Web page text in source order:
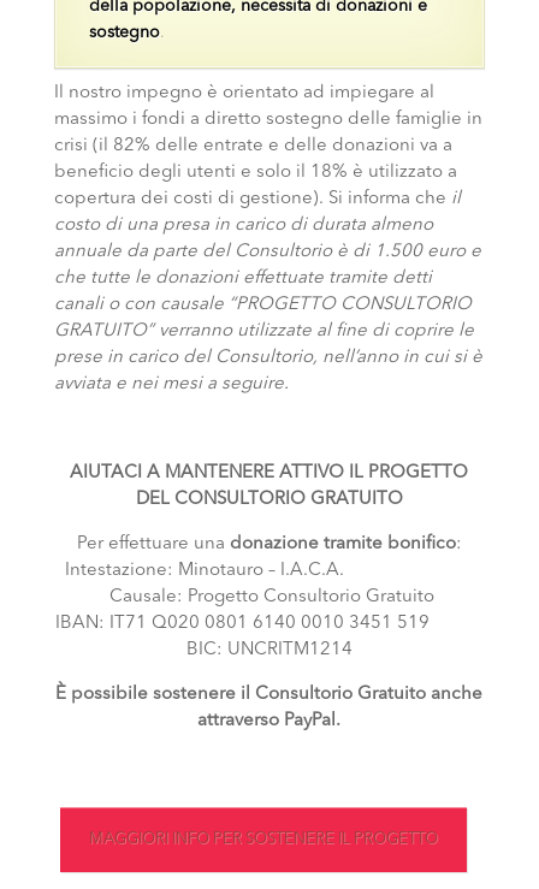
della popolazione, necessita di donazioni e
sostegno.
Il nostro impegno è orientato ad impiegare al
massimo i fondi a diretto sostegno delle famiglie in
crisi (il 82% delle entrate e delle donazioni va a
beneficio degli utenti e solo il 18% è utilizzato a
copertura dei costi di gestione). Si informa che il
costo di una presa in carico di durata almeno
annuale da parte del Consultorio è di 1.500 euro e
che tutte le donazioni effettuate tramite detti
canali o con causale “PROGETTO CONSULTORIO
GRATUITO” verranno utilizzate al fine di coprire le
prese in carico del Consultorio, nell’anno in cui si è
avviata e nei mesi a seguire.
AIUTACI A MANTENERE ATTIVO IL PROGETTO
DEL CONSULTORIO GRATUITO
Per effettuare una donazione tramite bonifico:
Intestazione: Minotauro – I.A.C.A.
Causale: Progetto Consultorio Gratuito
IBAN: IT71 Q020 0801 6140 0010 3451 519
BIC: UNCRITM1214
È possibile sostenere il Consultorio Gratuito anche
attraverso PayPal.
MAGGIORI INFO PER SOSTENERE IL PROGETTO